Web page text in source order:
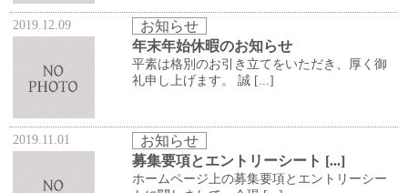
2019.12.09 お知らせ
年末年始休暇のお知らせ
平素は格別のお引き立てをいただき、厚く御
礼申し上げます。 誠 [...]
2019.11.01 お知らせ
募集要項とエントリーシート [...]
ホームページ上の募集要項とエントリーシー